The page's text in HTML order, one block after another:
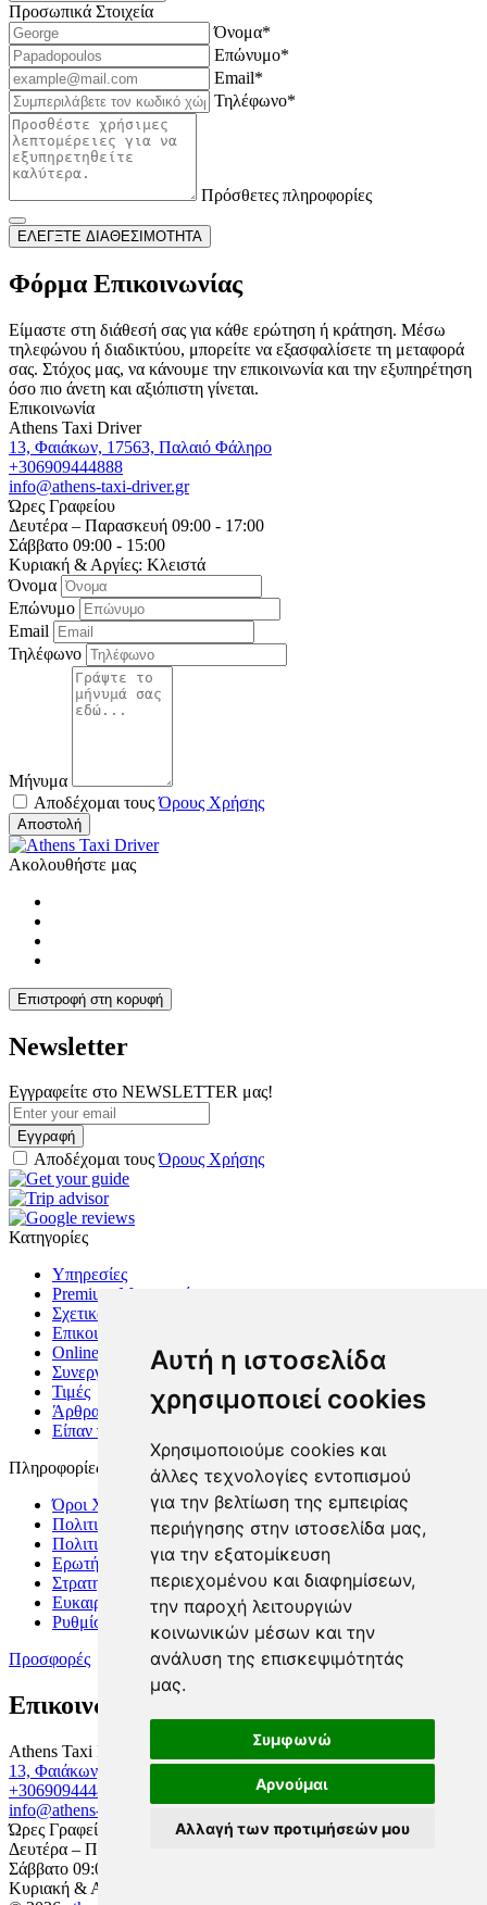
Αυτή η ιστοσελίδα
χρησιμοποιεί cookies
Χρησιμοποιούμε cookies και
άλλες τεχνολογίες εντοπισμού
για την βελτίωση της εμπειρίας
περιήγησης στην ιστοσελίδα μας,
για την εξατομίκευση
περιεχομένου και διαφημίσεων,
την παροχή λειτουργιών
κοινωνικών μέσων και την
ανάλυση της επισκεψιμότητάς
μας.
Συμφωνώ
Αρνούμαι
Αλλαγή των προτιμήσεών μου
Προσωπικά Στοιχεία
Όνομα*
Επώνυμο*
Email*
Τηλέφωνο*
Πρόσθετες πληροφορίες
ΕΛΕΓΞΤΕ ΔΙΑΘΕΣΙΜΟΤΗΤΑ
Φόρμα Επικοινωνίας
Είμαστε στη διάθεσή σας για κάθε ερώτηση ή κράτηση. Μέσω
τηλεφώνου ή διαδικτύου, μπορείτε να εξασφαλίσετε τη μεταφορά
σας. Στόχος μας, να κάνουμε την επικοινωνία και την εξυπηρέτηση
όσο πιο άνετη και αξιόπιστη γίνεται.
Επικοινωνία
Athens Taxi Driver
13, Φαιάκων, 17563, Παλαιό Φάληρο
+306909444888
info@athens-taxi-driver.gr
Ώρες Γραφείου
Δευτέρα – Παρασκευή 09:00 - 17:00
Σάββατο 09:00 - 15:00
Κυριακή & Αργίες: Κλειστά
Όνομα
Επώνυμο
Email
Τηλέφωνο
Μήνυμα
Αποδέχομαι τουςΌρους Χρήσης
Αποστολή
Ακολουθήστε μας
Επιστροφή στη κορυφή
Newsletter
Εγγραφείτε στο NEWSLETTER μας!
Εγγραφή
Αποδέχομαι τουςΌρους Χρήσης
Κατηγορίες
Υπηρεσίες
Premium Μεταφορές
Σχετικά με μας
Επικοινωνία
Online Κράτηση
Συνεργασίες
Τιμές
Άρθρα
Είπαν για μας
Πληροφορίες
Όροι Χρήσης
Πολιτική Απορρήτου
Πολιτική Cookies
Ερωτήσεις
Στρατηγικοί Συνεργάτες
Ευκαιρίες Καριέρας
Ρυθμίσεις cookies
Προσφορές
Επικοινωνία
Athens Taxi Driver
13, Φαιάκων, 17563, Παλαιό Φάληρο
+306909444888
info@athens-taxi-driver.gr
Ώρες Γραφείου
Δευτέρα – Παρασκευή 09:00 - 17:00
Σάββατο 09:00 - 15:00
Κυριακή & Αργίες: Κλειστά